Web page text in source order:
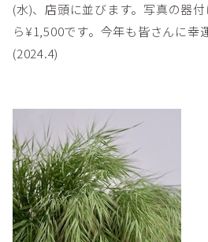
(水)、店頭に並びます。写真の器
ら¥1,500です。今年も皆さんに幸
(2024.4)